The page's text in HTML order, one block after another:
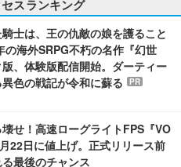
スランキング
士は、王の仇敵の娘を護ること
海外SRPG不朽の名作『幻世
、体験版配信開始。ダーティー
色の戦記が令和に蘇る
PR
せ！高速ローグライトFPS『VO
22日に値上げ。正式リリース前
最後のチャンス